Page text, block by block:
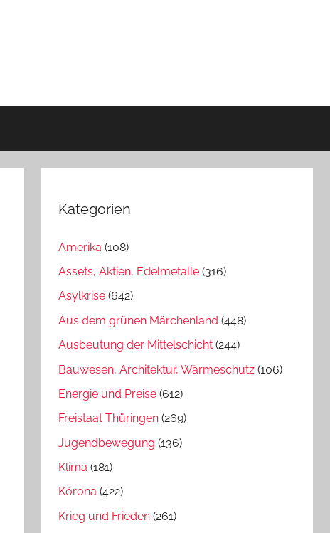
Kategorien
Amerika (108)
Assets, Aktien, Edelmetalle (316)
Asylkrise (642)
Aus dem grünen Märchenland (448)
Ausbeutung der Mittelschicht (244)
Bauwesen, Architektur, Wärmeschutz (106)
Energie und Preise (612)
Freistaat Thüringen (269)
Jugendbewegung (136)
Klima (181)
Kórona (422)
Krieg und Frieden (261)